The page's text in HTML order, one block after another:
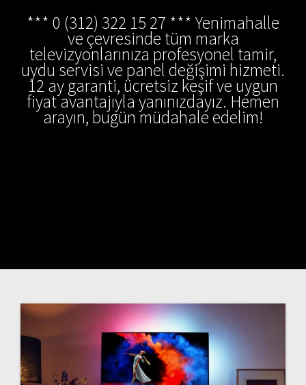
*** 0 (312) 322 15 27 *** Yenimahalle
ve çevresinde tüm marka
televizyonlarınıza profesyonel tamir,
uydu servisi ve panel değişimi hizmeti.
12 ay garanti, ücretsiz keşif ve uygun
fiyat avantajıyla yanınızdayız. Hemen
arayın, bugün müdahale edelim!